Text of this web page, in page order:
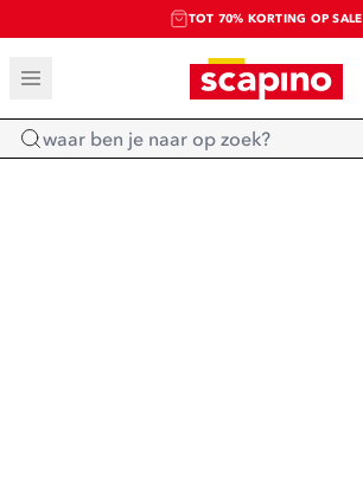
TOT 70% KORTING OP SALE
SALE: LAATSTE KANS!
SHOP NIEUW
Home